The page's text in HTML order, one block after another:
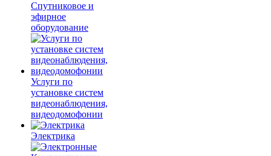
Спутниковое и
эфирное
оборудование
Услуги по
установке систем
видеонаблюдения,
видеодомофонии
Электрика